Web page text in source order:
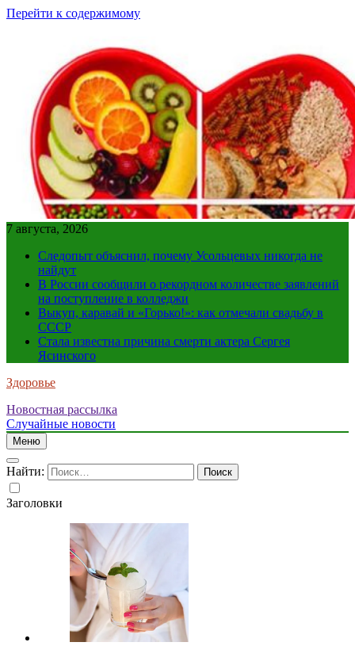
Перейти к содержимому
7 августа, 2026
Следопыт объяснил, почему Усольцевых никогда не
найдут
В России сообщили о рекордном количестве заявлений
на поступление в колледжи
Выкуп, каравай и «Горько!»: как отмечали свадьбу в
СССР
Стала известна причина смерти актера Сергея
Ясинского
Здоровье
Новостная рассылка
Случайные новости
Меню
Найти:
Заголовки